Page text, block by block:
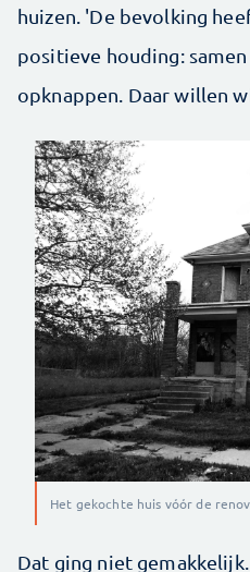
huizen. 'De bevolking
positieve houding:
opknappen. Daar willen
Het gekochte huis vóór de
Dat ging niet